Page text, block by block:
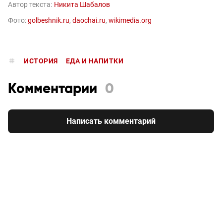
Автор текста: Никита Шабалов
Фото:golbeshnik.ru, daochai.ru, wikimedia.org
ИСТОРИЯ ЕДА И НАПИТКИ
Комментарии 0
Написать комментарий